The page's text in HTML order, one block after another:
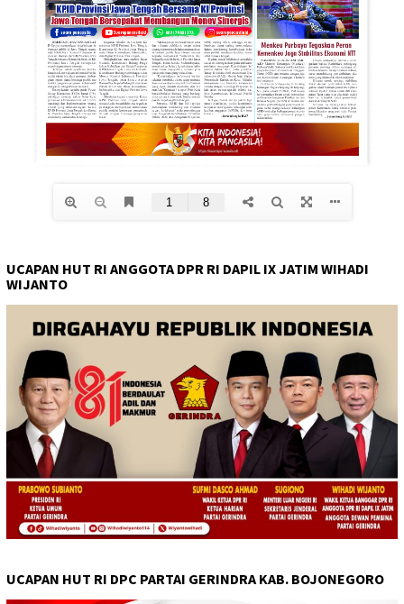
UCAPAN HUT RI ANGGOTA DPR RI DAPIL IX JATIM WIHADI
WIJANTO
UCAPAN HUT RI DPC PARTAI GERINDRA KAB. BOJONEGORO